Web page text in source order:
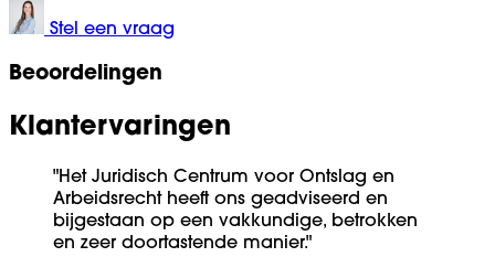
Stel een vraag
Beoordelingen
Klantervaringen
"Het Juridisch Centrum voor Ontslag en
Arbeidsrecht heeft ons geadviseerd en
bijgestaan op een vakkundige, betrokken
en zeer doortastende manier."